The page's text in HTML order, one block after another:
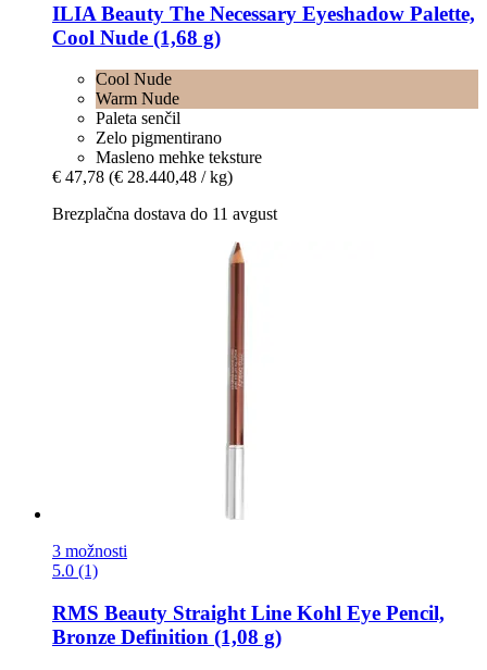
ILIA Beauty The Necessary Eyeshadow Palette,
Cool Nude (1,68 g)
Cool Nude
Warm Nude
Paleta senčil
Zelo pigmentirano
Masleno mehke teksture
€ 47,78 (€ 28.440,48 / kg)
Brezplačna dostava do 11 avgust
3 možnosti
5.0 (1)
RMS Beauty Straight Line Kohl Eye Pencil,
Bronze Definition (1,08 g)